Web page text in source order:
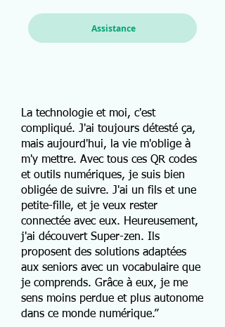
Assistance
La technologie et moi, c'est
compliqué. J'ai toujours détesté ça,
mais aujourd'hui, la vie m'oblige à
m'y mettre. Avec tous ces QR codes
et outils numériques, je suis bien
obligée de suivre. J'ai un fils et une
petite-fille, et je veux rester
connectée avec eux. Heureusement,
j'ai découvert Super-zen. Ils
proposent des solutions adaptées
aux seniors avec un vocabulaire que
je comprends. Grâce à eux, je me
sens moins perdue et plus autonome
dans ce monde numérique.”